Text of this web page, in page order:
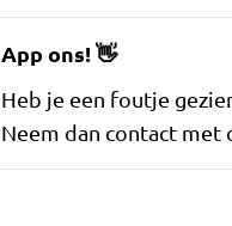
App ons!👋
Heb je een foutje
Neem dan contact met